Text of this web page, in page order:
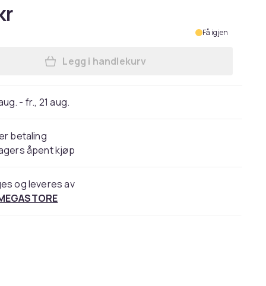
Få igjen
Legg Sett med vintage mullets 8 m
Legg i handlekurv
- fr., 21 aug.
betaling
åpent kjøp
og leveres av